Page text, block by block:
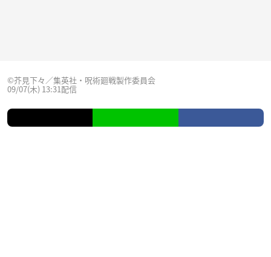
©芥見下々／集英社・呪術廻戦製作委員会
09/07(木) 13:31配信